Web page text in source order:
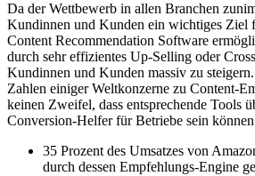
Da der Wettbewerb in allen Branchen
Kundinnen und Kunden ein wichtiges Ziel
Content Recommendation Software
durch sehr effizientes Up-Selling oder
Kundinnen und Kunden massiv zu
Zahlen einiger Weltkonzerne zu Content-
keinen Zweifel, dass entsprechende Tools
Conversion-Helfer für Betriebe sein
35 Prozent des Umsatzes von
durch dessen Empfehlungs-Engine